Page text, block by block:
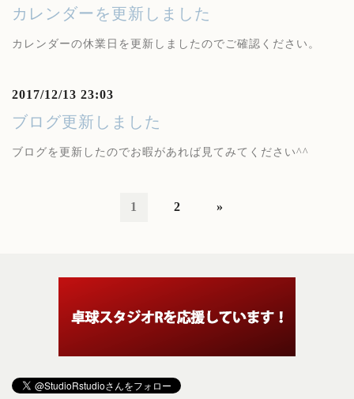
カレンダーを更新しました
カレンダーの休業日を更新しましたのでご確認ください。
2017/12/13 23:03
ブログ更新しました
ブログを更新したのでお暇があれば見てみてください^^
1 2 »